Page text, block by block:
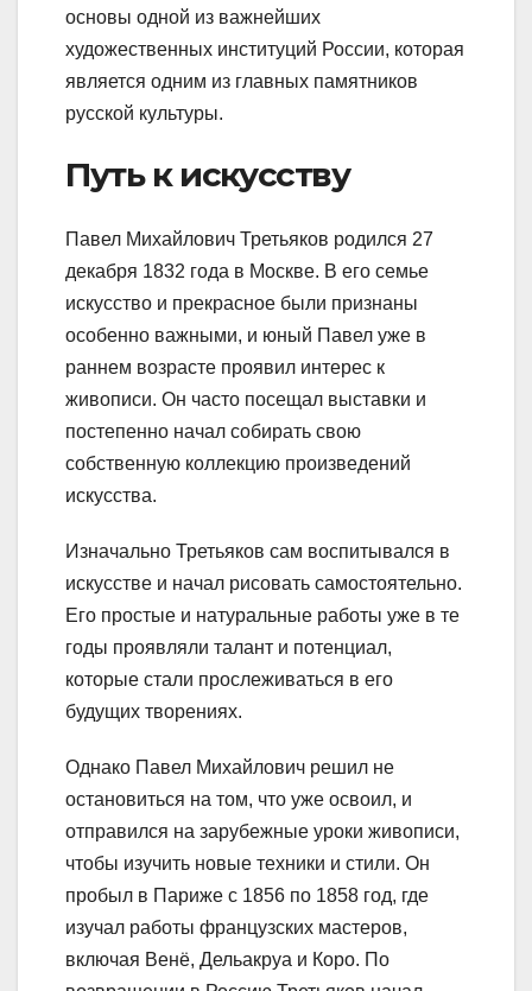
основы одной из важнейших
художественных институций России, которая
является одним из главных памятников
русской культуры.
Путь к искусству
Павел Михайлович Третьяков родился 27
декабря 1832 года в Москве. В его семье
искусство и прекрасное были признаны
особенно важными, и юный Павел уже в
раннем возрасте проявил интерес к
живописи. Он часто посещал выставки и
постепенно начал собирать свою
собственную коллекцию произведений
искусства.
Изначально Третьяков сам воспитывался в
искусстве и начал рисовать самостоятельно.
Его простые и натуральные работы уже в те
годы проявляли талант и потенциал,
которые стали прослеживаться в его
будущих творениях.
Однако Павел Михайлович решил не
остановиться на том, что уже освоил, и
отправился на зарубежные уроки живописи,
чтобы изучить новые техники и стили. Он
пробыл в Париже с 1856 по 1858 год, где
изучал работы французских мастеров,
включая Венё, Дельакруа и Коро. По